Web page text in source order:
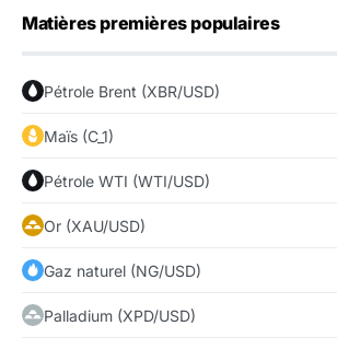
Matières premières populaires
Pétrole Brent (XBR/USD)
Maïs (C_1)
Pétrole WTI (WTI/USD)
Or (XAU/USD)
Gaz naturel (NG/USD)
Palladium (XPD/USD)